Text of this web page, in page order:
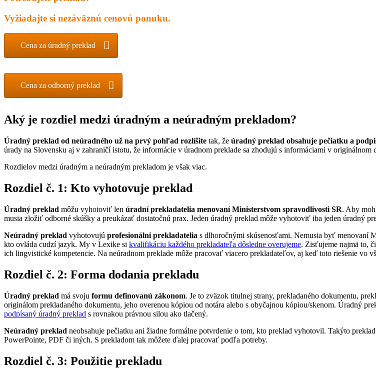
Vyžiadajte si nezáväznú cenovú ponuku.
Cena za úradný preklad
Cena za odborný preklad
Aký je rozdiel medzi úradným a neúradným prekladom?
Úradný preklad od neúradného už na prvý pohľad rozlíšite tak, že úradný preklad obsahuje pečiatku a
úrady na Slovensku aj v zahraničí istotu, že informácie v úradnom preklade sa zhodujú s informáciami v
Rozdielov medzi úradným a neúradným prekladom je však viac.
Rozdiel č. 1: Kto vyhotovuje preklad
Úradný preklad môžu vyhotoviť len úradní prekladatelia menovaní Ministerstvom spravodlivosti SR. Aby
musia zložiť odborné skúšky a preukázať dostatočnú prax. Jeden úradný preklad môže vyhotoviť iba jeden úradný
Neúradný preklad vyhotovujú profesionálni prekladatelia s dlhoročnými skúsenosťami. Nemusia byť menovaní
kto ovláda cudzí jazyk. My v Lexike si kvalifikáciu každého prekladateľa dôsledne overujeme. Zisťujeme najmä to,
ich lingvistické kompetencie. Na neúradnom preklade môže pracovať viacero prekladateľov, aj keď toto riešenie vo
Rozdiel č. 2: Forma dodania prekladu
Úradný preklad má svoju formu definovanú zákonom. Je to zväzok titulnej strany, prekladaného dokumentu,
originálom prekladaného dokumentu, jeho overenou kópiou od notára alebo s obyčajnou kópiou/skenom. Úradný
podpísaný úradný preklad s rovnakou právnou silou ako tlačený.
Neúradný preklad neobsahuje pečiatku ani žiadne formálne potvrdenie o tom, kto preklad vyhotovil. Takýto
PowerPointe, PDF či iných. S prekladom tak môžete ďalej pracovať podľa potreby.
Rozdiel č. 3: Použitie prekladu